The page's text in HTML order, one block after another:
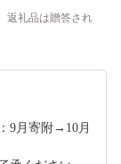
返礼品は贈答され
9月寄附→10月